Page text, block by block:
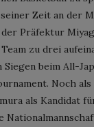
Zeit an der
der Präfektur
zu drei
Siegen beim All-
Noch
als Kandidat